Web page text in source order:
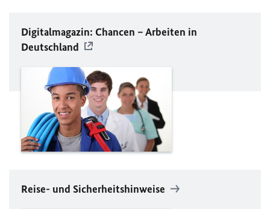
Digitalmagazin: Chancen – Arbeiten in
Deutschland
Reise- und Sicherheitshinweise